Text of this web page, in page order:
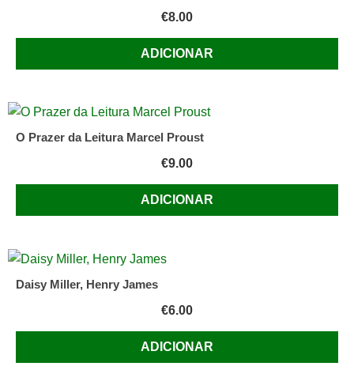
€8.00
ADICIONAR
O Prazer da Leitura Marcel Proust
€9.00
ADICIONAR
Daisy Miller, Henry James
€6.00
ADICIONAR